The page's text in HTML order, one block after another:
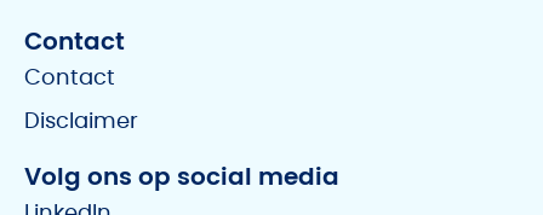
Contact
Contact
Disclaimer
Volg ons op social media